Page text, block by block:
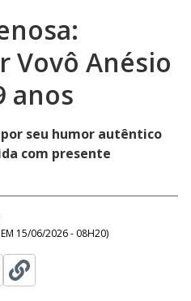
Vovô Anésio
anos
seu humor autêntico
com presente
15/06/2026 - 08H20)